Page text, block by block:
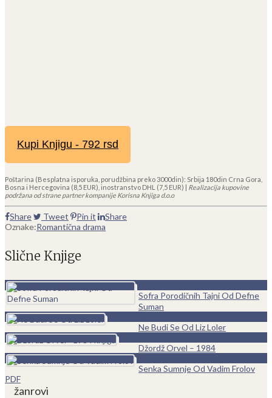
Kupi Knjigu - 792 rsd
Poštarina (Besplatna isporuka, porudžbina preko 3000din): Srbija 180din Crna Gora,
Bosna i Hercegovina (8,5 EUR), inostranstvo DHL (7,5 EUR) | Realizacija kupovine
podržana od strane partner kompanije Korisna Knjiga d.o.o
Share Tweet Pin it
Share
Oznake:Romantična drama
Slične Knjige
Sofra Porodičnih Tajni Od Defne
Suman
Ne Budi Se Od Liz Loler
Džordž Orvel – 1984
Senka Sumnje Od Vadim Frolov
PDF
žanrovi